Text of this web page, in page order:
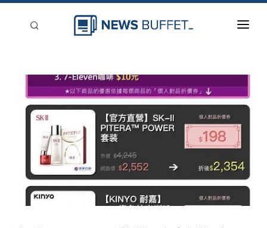
新聞稿分類
登入